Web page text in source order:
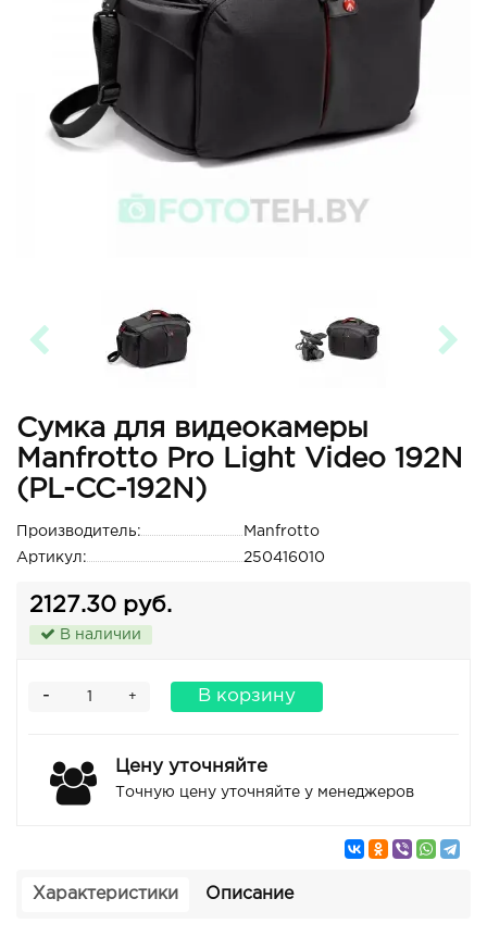
Сумка для видеокамеры
Manfrotto Pro Light Video 192N
(PL-CC-192N)
Производитель:
Manfrotto
Артикул:
250416010
2127.30 руб.
В наличии
+
- В корзину
Цену уточняйте
Точную цену уточняйте у менеджеров
Характеристики Описание